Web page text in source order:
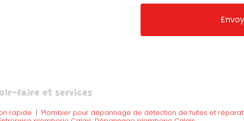
faire et services
rapide | Plombier pour dépannage de détection de fuites et